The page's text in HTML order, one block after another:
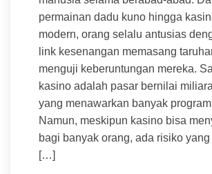
permainan dadu kuno hingga
modern, orang selalu antusias
link kesenangan memasang
menguji keberuntungan mereka.
kasino adalah pasar bernilai
yang menawarkan banyak
Namun, meskipun kasino bisa
bagi banyak orang, ada risiko
[…]